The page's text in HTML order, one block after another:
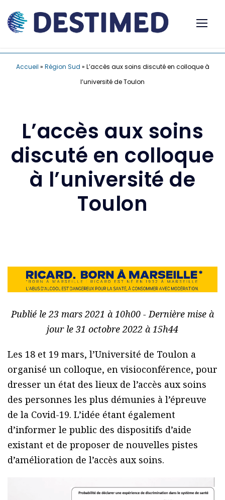
Accueil » Région Sud » L’accès aux soins discuté en colloque à
l’université de Toulon
L’accès aux soins
discuté en colloque
à l’université de
Toulon
Publié le 23 mars 2021 à 10h00 - Dernière mise à
jour le 31 octobre 2022 à 15h44
Les 18 et 19 mars, l’Université de Toulon a
organisé un colloque, en visioconférence, pour
dresser un état des lieux de l’accès aux soins
des personnes les plus démunies à l’épreuve
de la Covid-19. L’idée étant également
d’informer le public des dispositifs d’aide
existant et de proposer de nouvelles pistes
d’amélioration de l’accès aux soins.